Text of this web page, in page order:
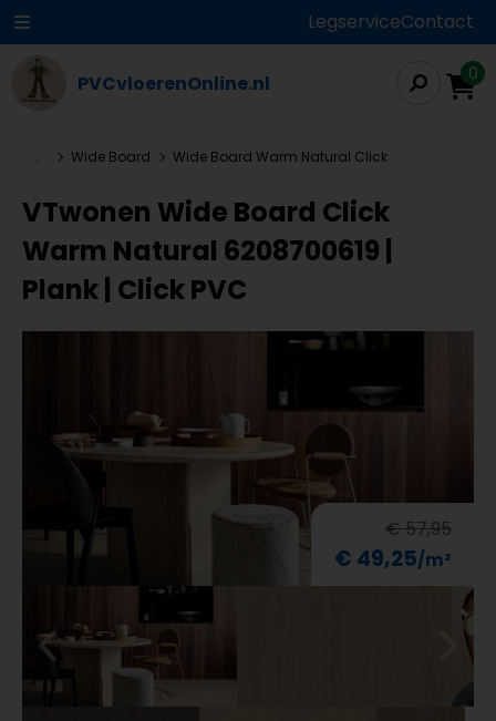
LegserviceContact
PVCvloerenOnline.nl 0
... Wide Board Wide Board Warm Natural Click
VTwonen Wide Board Click
Warm Natural 6208700619 |
Plank | Click PVC
€ 57,95
€ 49,25